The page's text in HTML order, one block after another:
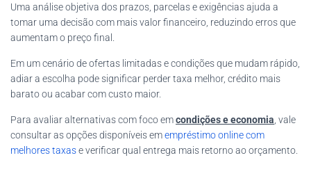
Uma análise objetiva dos prazos, parcelas e exigências ajuda a
tomar uma decisão com mais valor financeiro, reduzindo erros que
aumentam o preço final.
Em um cenário de ofertas limitadas e condições que mudam rápido,
adiar a escolha pode significar perder taxa melhor, crédito mais
barato ou acabar com custo maior.
Para avaliar alternativas com foco emcondições e economia , vale
consultar as opções disponíveis emempréstimo online com
melhores taxase verificar qual entrega mais retorno ao orçamento.